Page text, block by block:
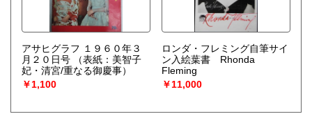
アサヒグラフ １９６０年３
月２０日号
（表紙：美智子
妃・清宮/重なる御慶事）
￥1,100
ロンダ・フレミング自筆サイ
ン入絵葉書 Rhonda
Fleming
￥11,000